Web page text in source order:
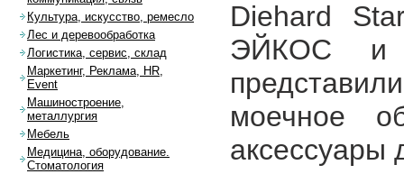
Diehard
ЭЙКОС и
моечное
аксессуары
Культура, искусство, ремесло
Лес и деревообработка
Логистика, сервис, склад
Маркетинг, Реклама, HR,
Event
Машиностроение,
металлургия
Мебель
Медицина, оборудование.
Стоматология